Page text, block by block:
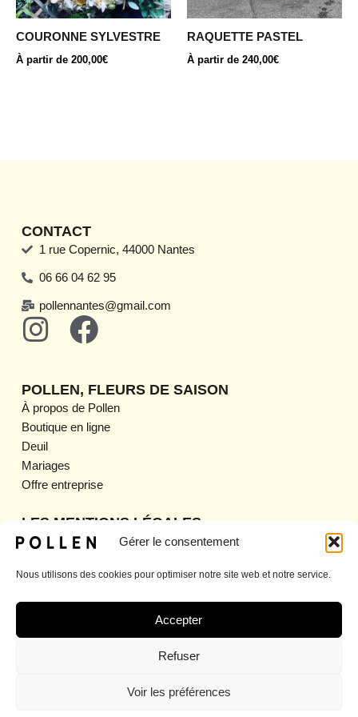
Gérer le consentement
Nous utilisons des cookies pour optimiser notre site web et notre service.
Accepter
Refuser
Voir les préférences
COURONNE SYLVESTRE
À partir de 200,00€
peuvent
choisies
sur
RAQUETTE PASTEL
À partir de 240,00€
peuvent
choisies
sur
CONTACT
1 rue Copernic, 44000 Nantes
06 66 04 62 95
pollennantes@gmail.com
I
s
t
a
g
a
m
F
c
e
b
o
k
POLLEN, FLEURS DE SAISON
À propos de Pollen
Boutique en ligne
Deuil
Mariages
Offre entreprise
LES MENTIONS LÉGALES
Mentions légales
CGU
Politique de retour et de remboursement
Politique d’expédition